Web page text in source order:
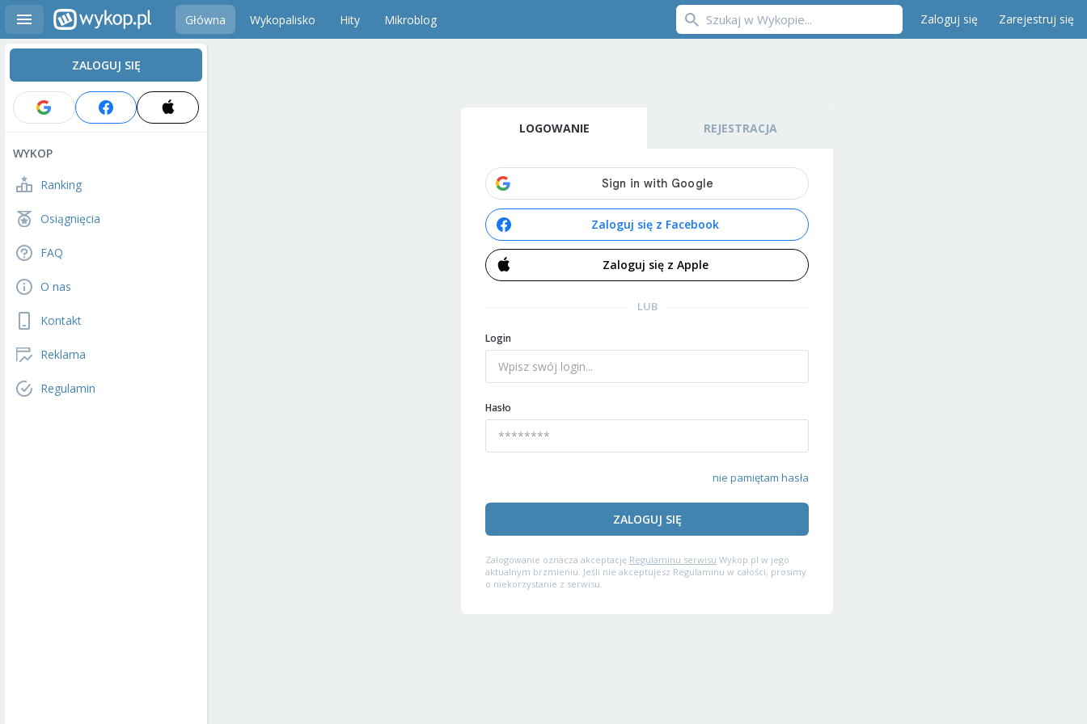
Główna Wykopalisko Hity Mikroblog Zaloguj się Zarejestruj się
ZALOGUJ SIĘ
WYKOP
Ranking
Osiągnięcia
FAQ
O nas
Kontakt
Reklama
Regulamin
LOGOWANIE REJESTRACJA
Zaloguj się z Facebook
Zaloguj się z Apple
LUB
Login
Hasło
nie pamiętam hasła
ZALOGUJ SIĘ
Zalogowanie oznacza akceptację Regulaminu serwisu Wykop.pl w jego
aktualnym brzmieniu. Jeśli nie akceptujesz Regulaminu w całości, prosimy
o niekorzystanie z serwisu.